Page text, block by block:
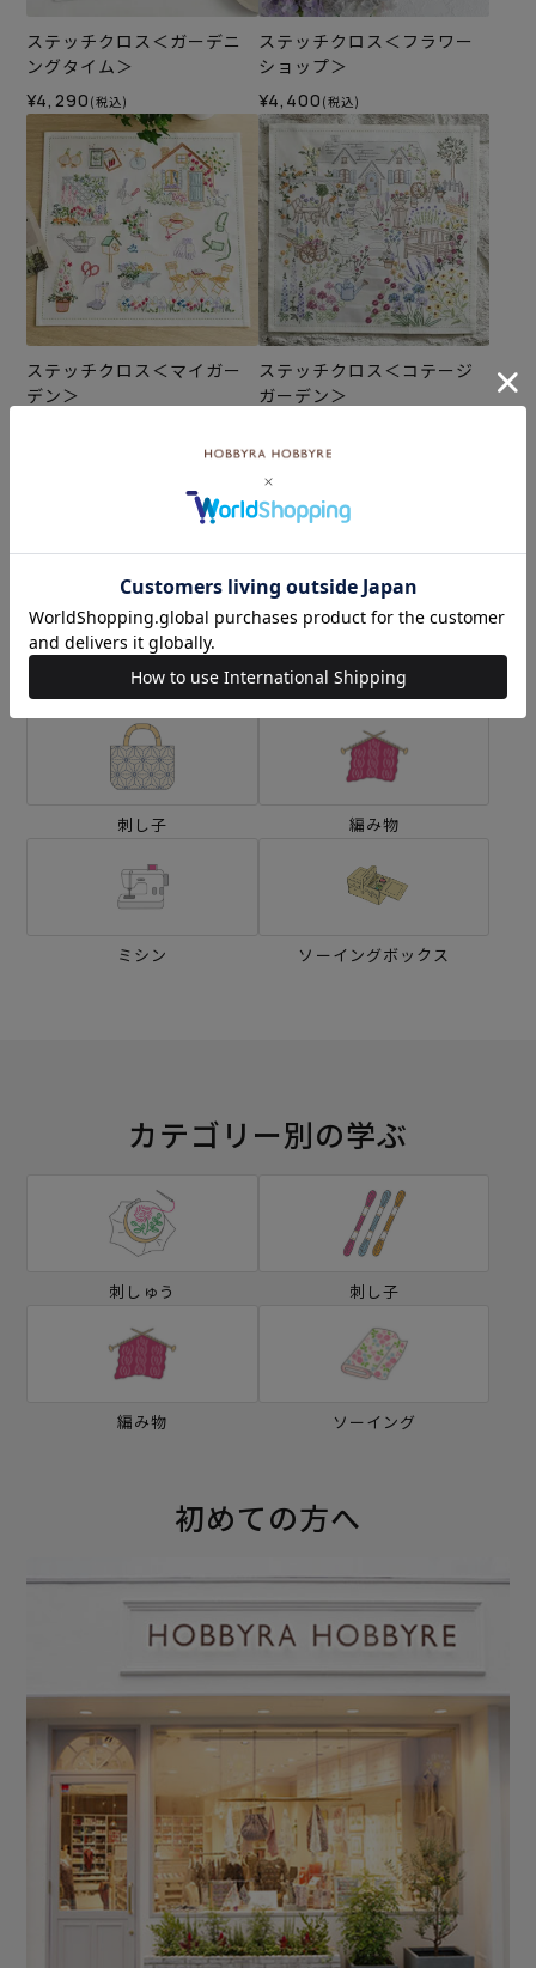
ステッチクロス＜ガーデニ
ングタイム＞
¥4,290 (税込)
ステッチクロス＜フラワー
ショップ＞
¥4,400 (税込)
ステッチクロス＜マイガー
デン＞
ステッチクロス＜コテージ
ガーデン＞
カテゴリーから探す
生地 キット
刺し子 編み物
ミシン ソーイングボックス
カテゴリー別の学ぶ
刺しゅう 刺し子
編み物 ソーイング
初めての方へ